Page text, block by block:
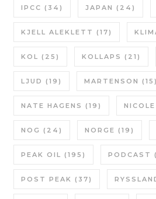
IPCC (34) JAPAN (24)
KJELL ALEKLETT (17)
KOL (25) KOLLAPS (21)
LJUD (19) MARTENSON (15)
NATE HAGENS (19)
NOG (24) NORGE (19)
PEAK OIL (195) PODCAST
POST PEAK (37)